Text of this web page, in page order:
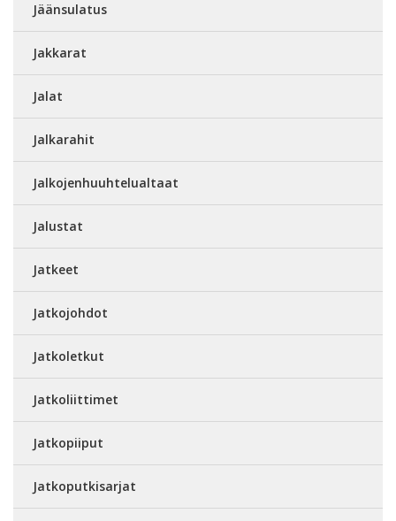
Jäänsulatus
Jakkarat
Jalat
Jalkarahit
Jalkojenhuuhtelualtaat
Jalustat
Jatkeet
Jatkojohdot
Jatkoletkut
Jatkoliittimet
Jatkopiiput
Jatkoputkisarjat